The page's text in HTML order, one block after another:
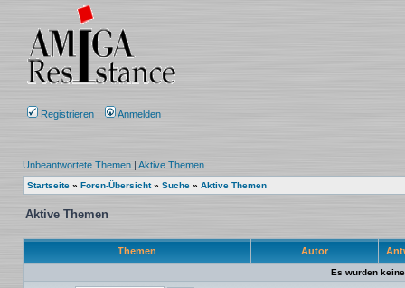
Registrieren Anmelden
Unbeantwortete Themen | Aktive Themen
Startseite » Foren-Übersicht» Suche » Aktive Themen
Aktive Themen
Themen Autor
Es wurden